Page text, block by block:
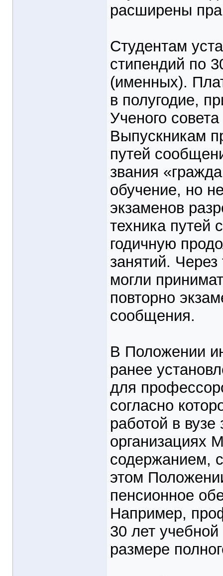
расширены
Студентам
стипендий по
(именных).
в полугодие,
Ученого
Выпускникам
путей
звания
обучение, но
экзаменов
техника
годичную
занятий.
могли
повторно
сообщения.
В Положении
ранее
для
согласно
работой в
организациях
содержанием,
этом
пенсионное
Например,
30 лет
размере